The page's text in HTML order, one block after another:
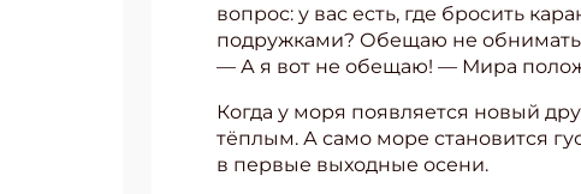
вопрос: у вас есть, где бросить
подружками? Обещаю не
— А я вот не обещаю! — Мира
Когда у моря появляется новый
тёплым. А само море становится
в первые выходные осени.